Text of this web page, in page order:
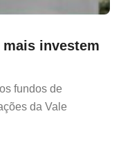
investem
fundos de
da Vale